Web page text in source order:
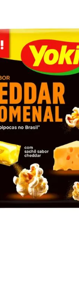
ovo
10º arroz